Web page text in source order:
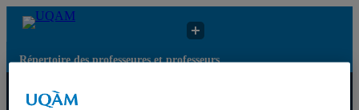
Répertoire des professeures et professeurs